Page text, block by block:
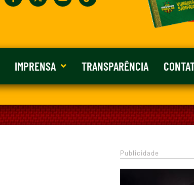
IMPRENSA TRANSPARÊNCIA
Publicidade